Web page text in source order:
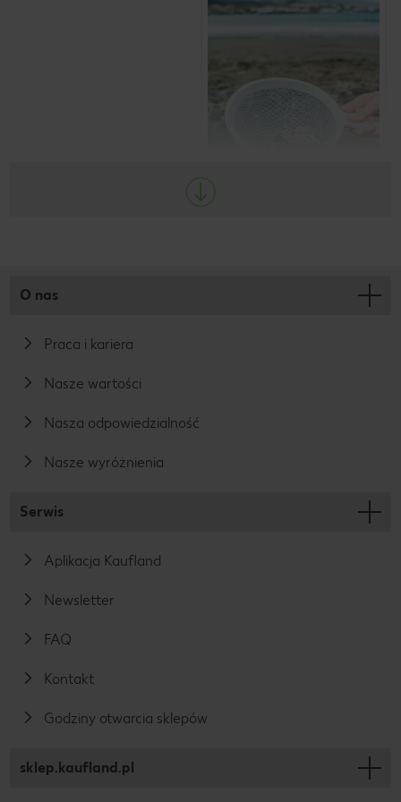
wyeliminować go wszędzie
tam, gdzie to możliwe. Bo w
O nas
Praca i kariera
Nasze wartości
Nasza odpowiedzialność
Nasze wyróżnienia
Serwis
Aplikacja Kaufland
Newsletter
FAQ
Kontakt
Godziny otwarcia sklepów
sklep.kaufland.pl